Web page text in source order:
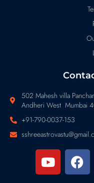
502 Mahesh villa
Andheri West Mumbai
+91-790-0037-153